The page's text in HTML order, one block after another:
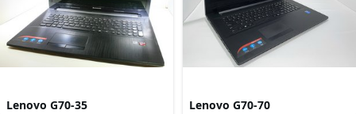
Lenovo G70-35 Lenovo G70-70